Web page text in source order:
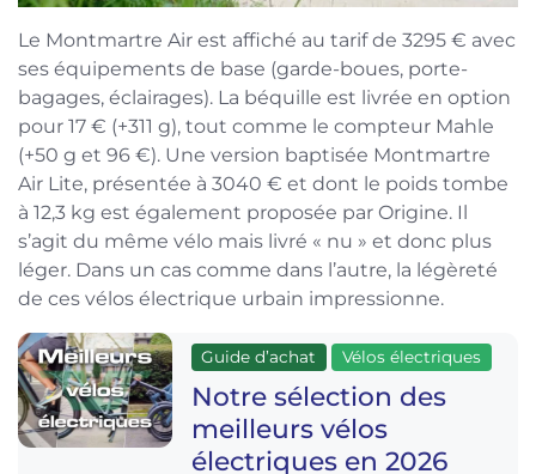
Le Montmartre Air est affiché au tarif de 3295 € avec
ses équipements de base (garde-boues, porte-
bagages, éclairages). La béquille est livrée en option
pour 17 € (+311 g), tout comme le compteur Mahle
(+50 g et 96 €). Une version baptisée Montmartre
Air Lite, présentée à 3040 € et dont le poids tombe
à 12,3 kg est également proposée par Origine. Il
s’agit du même vélo mais livré « nu » et donc plus
léger. Dans un cas comme dans l’autre, la légèreté
de ces vélos électrique urbain impressionne.
Guide d’achat Vélos électriques
Notre sélection des
meilleurs vélos
électriques en 2026